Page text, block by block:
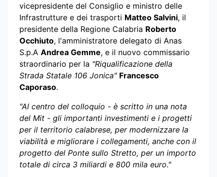
vicepresidente del Consiglio e ministro delle
Infrastrutture e dei trasporti Matteo Salvini, il
presidente della Regione Calabria Roberto
Occhiuto, l'amministratore delegato di Anas
S.p.A Andrea Gemme, e il nuovo commissario
straordinario per la "Riqualificazione della
Strada Statale 106 Jonica" Francesco
Caporaso.
"Al centro del colloquio - è scritto in una nota
del Mit - gli importanti investimenti e i progetti
per il territorio calabrese, per modernizzare la
viabilità e migliorare i collegamenti, anche con il
progetto del Ponte sullo Stretto, per un importo
totale di circa 3 miliardi e 800 mila euro."